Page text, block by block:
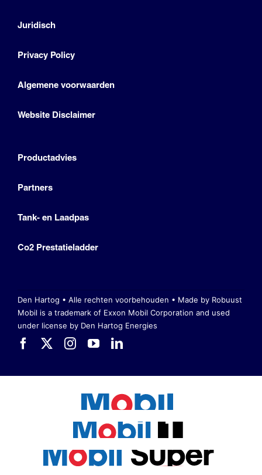
Juridisch
Privacy Policy
Algemene voorwaarden
Website Disclaimer
Productadvies
Partners
Tank- en Laadpas
Co2 Prestatieladder
Den Hartog • Alle rechten voorbehouden • Made by Robuust
Mobil is a trademark of Exxon Mobil Corporation and used
under license by Den Hartog Energies